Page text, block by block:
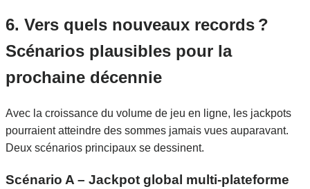
6. Vers quels nouveaux records ?
Scénarios plausibles pour la
prochaine décennie
Avec la croissance du volume de jeu en ligne, les jackpots
pourraient atteindre des sommes jamais vues auparavant.
Deux scénarios principaux se dessinent.
Scénario A – Jackpot global multi‑plateforme